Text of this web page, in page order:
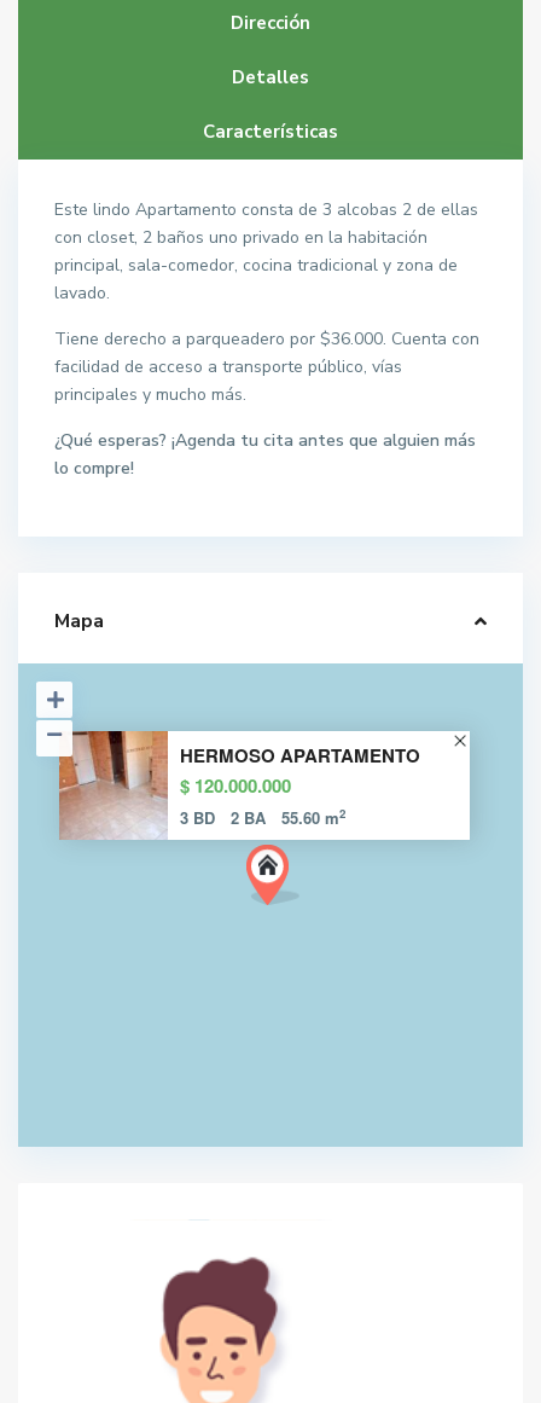
Dirección
Detalles
Características
Este lindo Apartamento consta de 3 alcobas 2 de ellas
con closet, 2 baños uno privado en la habitación
principal, sala-comedor, cocina tradicional y zona de
lavado.
Tiene derecho a parqueadero por $36.000. Cuenta con
facilidad de acceso a transporte público, vías
principales y mucho más.
¿Qué esperas? ¡Agenda tu cita antes que alguien más
lo compre!
Mapa
HERMOSO APARTAMENTO
$ 120.000.000
3 BD 2 BA 55.60 m2